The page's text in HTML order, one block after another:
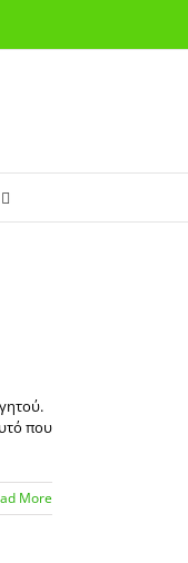
που
More